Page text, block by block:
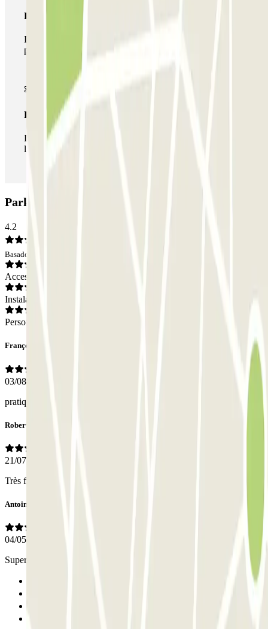
Pase multiparking
Durante tu estancia podrás hacer uso de toda la red de
parkings de este operador disponibles en Parclick.
Pase ilimitado
Durante tu estancia podrás entrar y salir del parking todas
las veces que quieras.
Parking INDIGO Marché: Opiniones
4.2
Basado en 45 opiniones
Acceso
Instalaciones
Personal
François
03/08/2026
pratique, efficace
Robert
21/07/2026
Très facile à trouver propre et facile d'accès.
Antoine
04/05/2026
Super emplacement proche du palais des congrès